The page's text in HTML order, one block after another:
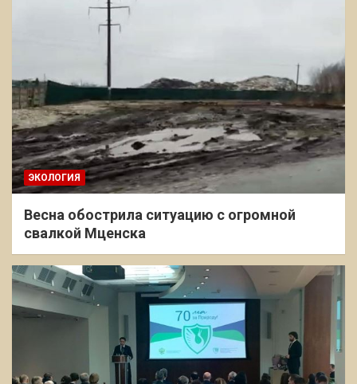
ЭКОЛОГИЯ
Весна обострила ситуацию с огромной
свалкой Мценска